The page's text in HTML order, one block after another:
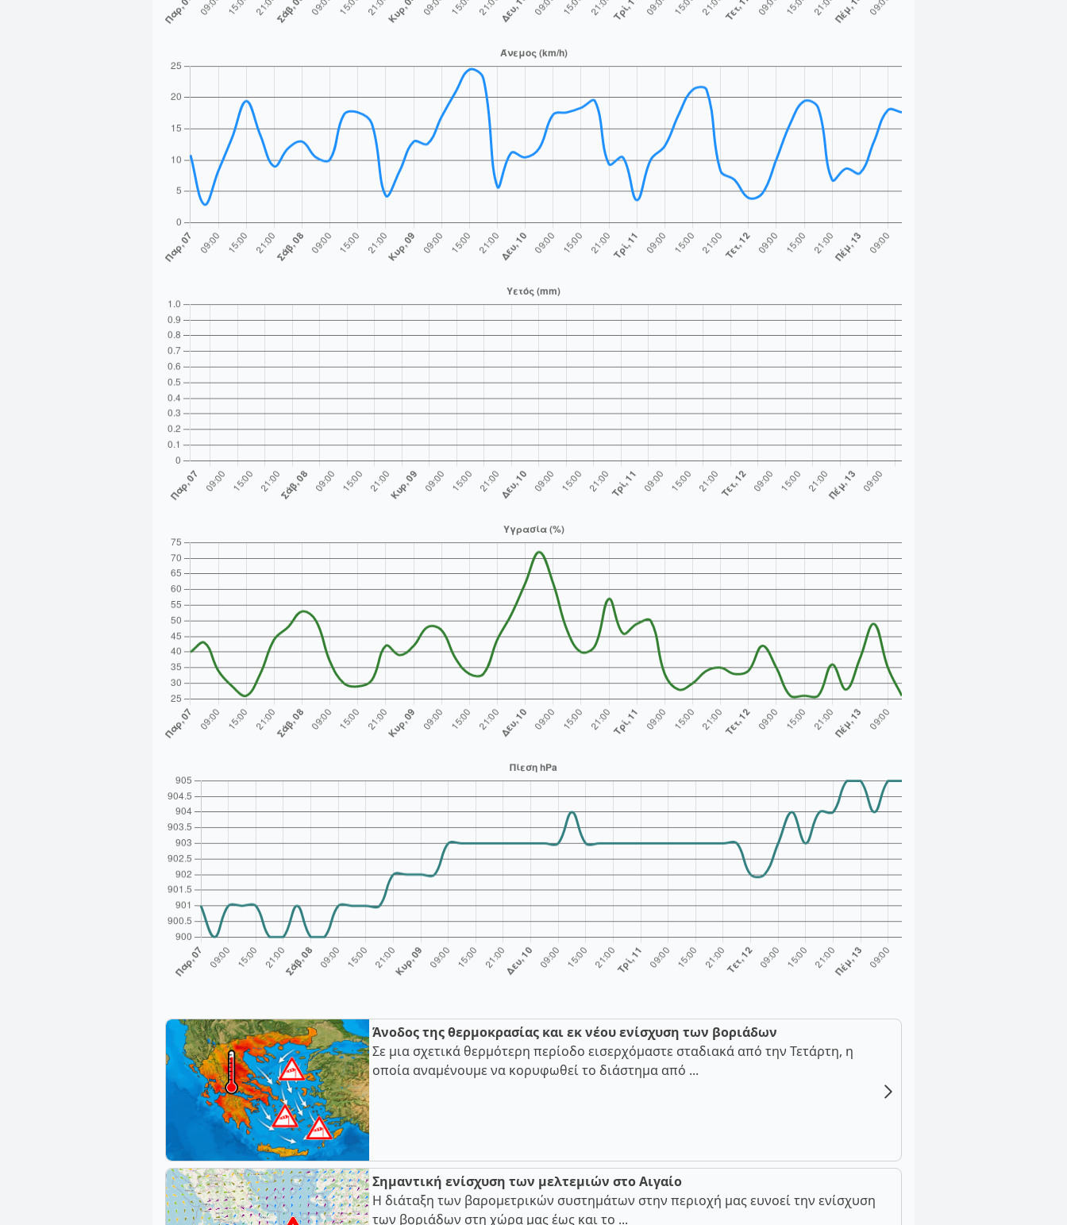
Άνοδος της θερμοκρασίας και εκ νέου ενίσχυση των βοριάδων
Σε μια σχετικά θερμότερη περίοδο εισερχόμαστε σταδιακά από την Τετάρτη, η
οποία αναμένουμε να κορυφωθεί το διάστημα από ...
Σημαντική ενίσχυση των μελτεμιών στο Αιγαίο
Η διάταξη των βαρομετρικών συστημάτων στην περιοχή μας ευνοεί την ενίσχυση
των βοριάδων στη χώρα μας έως και το ...